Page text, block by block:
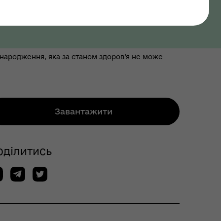
народження, яка за станом здоров’я не може
Завантажити